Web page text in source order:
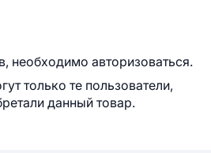
необходимо авторизоваться.
только те пользователи,
данный товар.